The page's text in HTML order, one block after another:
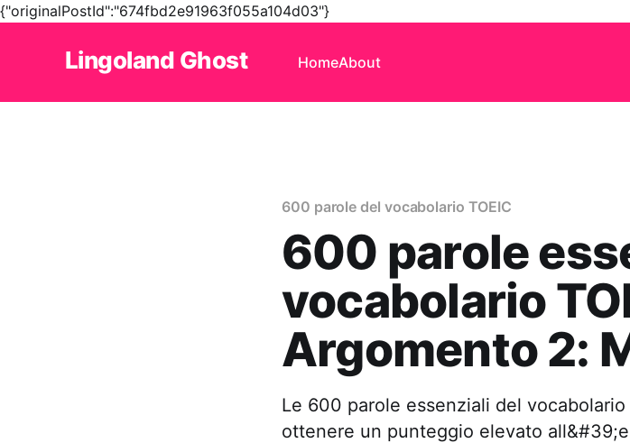
{"originalPostId":"674fbd2e91963f055a104d03"}
Lingoland Ghost HomeAbout
600 parole del vocabolario TOEIC
600 parole
vocabolario
Argomento 2:
Le 600 parole essenziali del
ottenere un punteggio elevato